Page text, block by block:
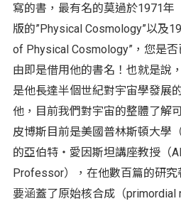
寫的書，最有名的莫過於1971年
版的”Physical Cosmology”以及
of Physical Cosmology”，您是
由即是借用他的書名！也就是說
是他長達半個世紀對宇宙學發展
他，目前我們對宇宙的整體了解
皮博斯目前是美國普林斯頓大學
的亞伯特‧愛因斯坦講座教授（
Professor），在他數百篇的研
要涵蓋了原始核合成（